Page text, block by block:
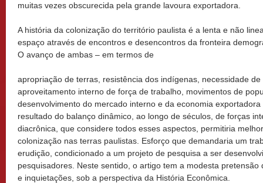
muitas vezes obscurecida pela grande lavoura exportadora.
A história da colonização do território paulista é a lenta e não
espaço através de encontros e desencontros da fronteira
O avanço de ambas – em termos de
apropriação de terras, resistência dos indígenas, necessidade
aproveitamento interno de força de trabalho, movimentos de
desenvolvimento do mercado interno e da economia
resultado do balanço dinâmico, ao longo de séculos, de forças
diacrônica, que considere todos esses aspectos, permitiria
colonização nas terras paulistas. Esforço que demandaria um
erudição, condicionado a um projeto de pesquisa a ser
pesquisadores. Neste sentido, o artigo tem a modesta
e inquietações, sob a perspectiva da História Econômica.